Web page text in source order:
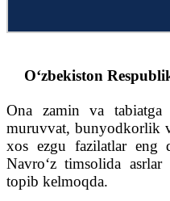
O‘zbekiston
Ona zamin va tabiatga
muruvvat, bunyodkorlik
xos ezgu fazilatlar eng
Navro‘z timsolida
topib kelmoqda.